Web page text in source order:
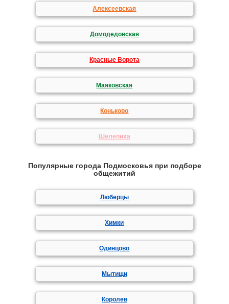
Алексеевская
Домодедовская
Красные Ворота
Маяковская
Коньково
Шелепиха
Популярные города Подмосковья при подборе
общежитий
Люберцы
Химки
Одинцово
Мытищи
Королев